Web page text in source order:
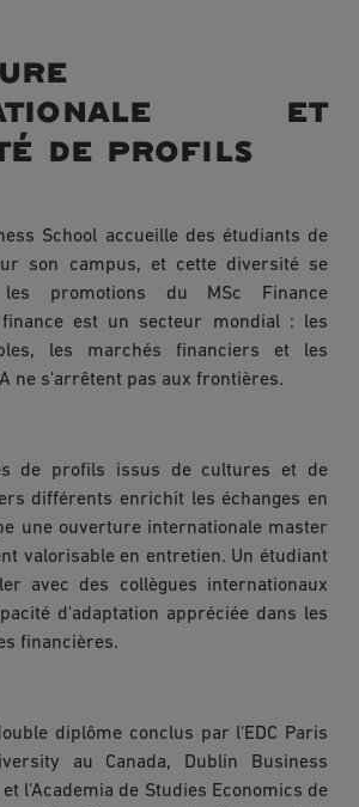
et
de profils
School accueille des étudiants de
son campus, et cette diversité se
promotions du MSc Finance
est un secteur mondial : les
les marchés financiers et les
ne s'arrêtent pas aux frontières.
de profils issus de cultures et de
différents enrichit les échanges en
une ouverture internationale master
valorisable en entretien. Un étudiant
avec des collègues internationaux
d'adaptation appréciée dans les
financières.
diplôme conclus par l'EDC Paris
au Canada, Dublin Business
l'Academia de Studies Economics de